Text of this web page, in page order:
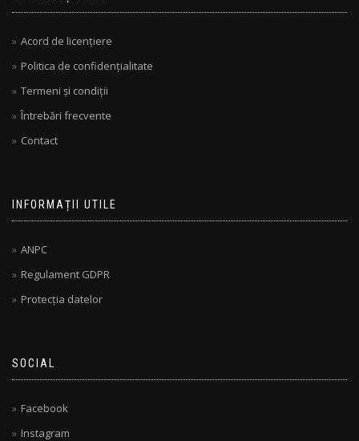
Acord de licențiere
Politica de confidențialitate
Termeni și condiții
Întrebări frecvente
Contact
INFORMAȚII UTILE
ANPC
Regulament GDPR
Protecția datelor
SOCIAL
Facebook
Instagram